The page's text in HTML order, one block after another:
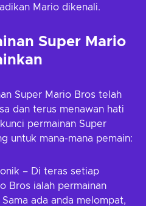
Mario dikenali.
Super Mario
Super Mario Bros telah
dan terus menawan hati
permainan Super
untuk mana-mana pemain:
– Di teras setiap
Bros ialah permainan
ada anda melompat,